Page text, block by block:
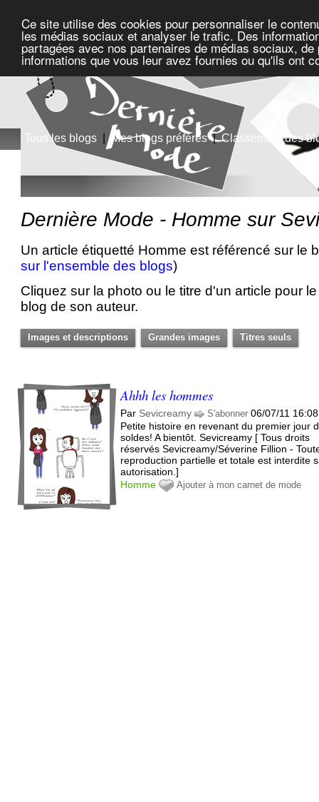
Ce site utilise des cookies pour personnaliser le
les médias sociaux et analyser le trafic. Des
partagées avec nos partenaires de médias sociaux,
informations que vous leur avez fournies ou qu'ils ont
Tous les blogs | Mes blogs préférés|Classement des
Dernière Mode - Homme sur
Un article étiquetté Homme est référencé sur le
sur l'ensemble des blogs)
Cliquez sur la photo ou le titre d'un article pour
blog de son auteur.
Images et descriptions Grandes images Titres seuls
Ahhh les hommes
Par Sevicreamy S'abonner 06/07/11 16:08
Petite histoire en revenant du premier jour
soldes! A bientôt. Sevicreamy [ Tous droits
réservés Sevicreamy/Séverine Fillion -
reproduction partielle et totale est interdite
autorisation.]
Homme
Ajouter à mon carnet de mode